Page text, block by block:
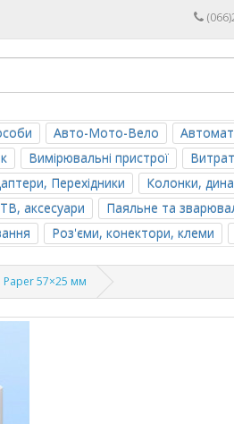
Авто-Мото-Вело
Вимірювальні пристрої
Перехідники Колонки,
аксесуари
Паяльне та
Роз'єми, конектори, клеми
Paper 57×25 мм